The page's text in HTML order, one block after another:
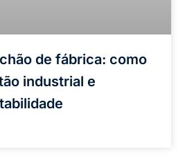
de fábrica: como
industrial e